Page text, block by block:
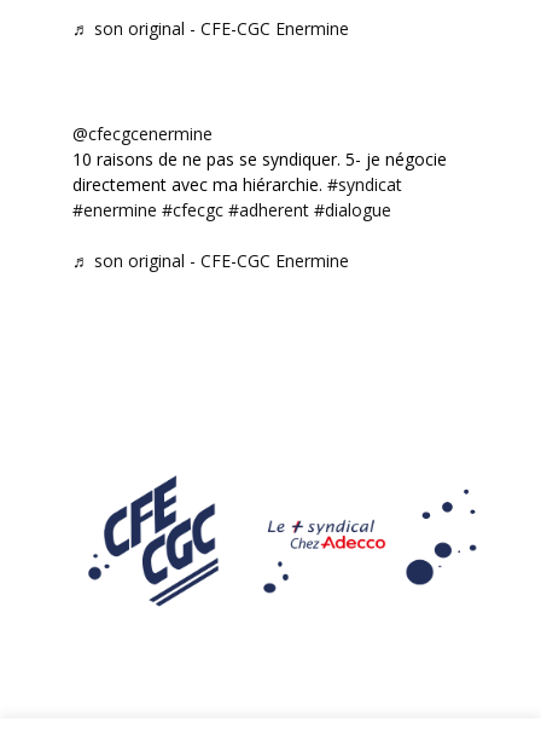
♬ son original - CFE-CGC Enermine
@cfecgcenermine
10 raisons de ne pas se syndiquer. 5- je négocie
directement avec ma hiérarchie. #syndicat
#enermine #cfecgc #adherent #dialogue
♬ son original - CFE-CGC Enermine